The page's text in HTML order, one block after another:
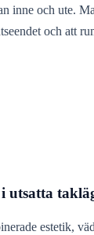
inne och ute.
och att
utsatta
estetik,